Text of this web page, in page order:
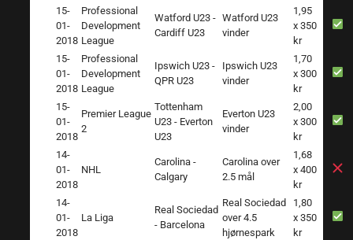
15-
01-
2018
Professional
Development
League
Watford U23 -
Cardiff U23
Watford U23
vinder
1,95
x 350
kr
15-
01-
2018
Professional
Development
League
Ipswich U23 -
QPR U23
Ipswich U23
vinder
1,70
x 300
kr
15-
01-
2018
Premier League
2
Tottenham
U23 - Everton
U23
Everton U23
vinder
2,00
x 300
kr
14-
01-
2018
NHL
Carolina -
Calgary
Carolina over
2.5 mål
1,68
x 400
kr
14-
01-
2018
La Liga
Real Sociedad
- Barcelona
Real Sociedad
over 4.5
hjørnespark
1,80
x 350
kr